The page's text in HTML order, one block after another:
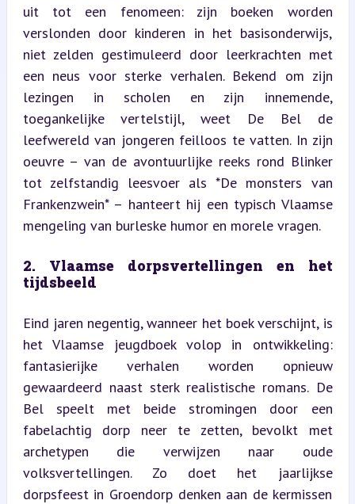
uit tot een fenomeen: zijn boeken worden
verslonden door kinderen in het basisonderwijs,
niet zelden gestimuleerd door leerkrachten met
een neus voor sterke verhalen. Bekend om zijn
lezingen in scholen en zijn innemende,
toegankelijke vertelstijl, weet De Bel de
leefwereld van jongeren feilloos te vatten. In zijn
oeuvre – van de avontuurlijke reeks rond Blinker
tot zelfstandig leesvoer als *De monsters van
Frankenzwein* – hanteert hij een typisch Vlaamse
mengeling van burleske humor en morele vragen.
2. Vlaamse dorpsvertellingen en het
tijdsbeeld
Eind jaren negentig, wanneer het boek verschijnt, is
het Vlaamse jeugdboek volop in ontwikkeling:
fantasierijke verhalen worden opnieuw
gewaardeerd naast sterk realistische romans. De
Bel speelt met beide stromingen door een
fabelachtig dorp neer te zetten, bevolkt met
archetypen die verwijzen naar oude
volksvertellingen. Zo doet het jaarlijkse
dorpsfeest in Groendorp denken aan de kermissen